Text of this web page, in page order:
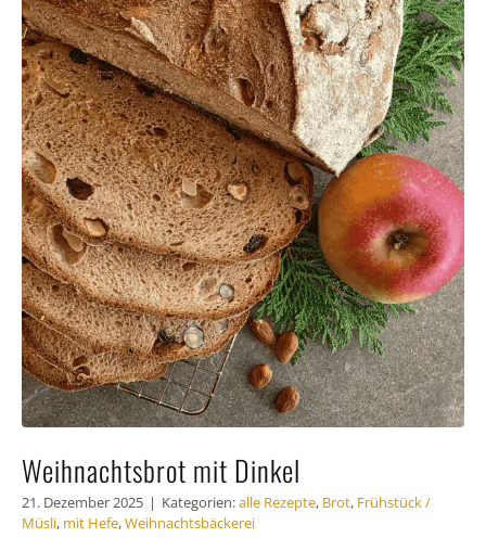
Weihnachtsbrot mit Dinkel
21. Dezember 2025 | Kategorien:alle Rezepte, Brot, Frühstück /
Müsli, mit Hefe,Weihnachtsbäckerei